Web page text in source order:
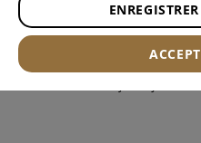
Heures de bureau :
Du lundi au vendredi de